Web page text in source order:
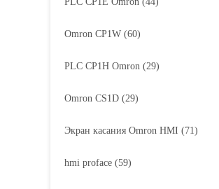
Omron CP1W (60)
PLC CP1H Omron (29)
Omron CS1D (29)
Экран касания Omron HMI (71)
hmi proface (59)